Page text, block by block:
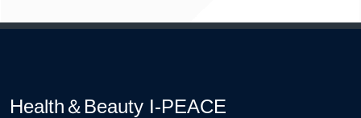
Health＆Beauty I-PEACE